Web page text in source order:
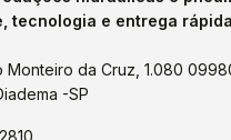
tecnologia e entrega
Monteiro da Cruz, 1.080
-SP